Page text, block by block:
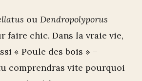
ou Dendropolyporus
faire chic. Dans la vraie vie,
« Poule des bois » –
comprendras vite pourquoi